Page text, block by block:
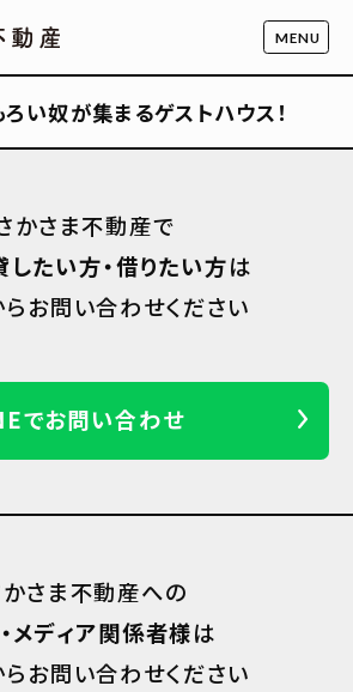
い奴が集まるゲストハウス！
かさま不動産で
したい方・借りたい方は
らお問い合わせください
でお問い合わせ
かさま不動産への
メディア関係者様は
らお問い合わせください